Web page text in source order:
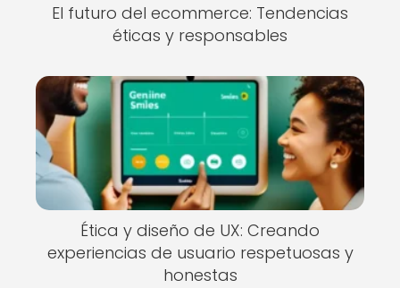
El futuro del ecommerce: Tendencias
éticas y responsables
Ética y diseño de UX: Creando
experiencias de usuario respetuosas y
honestas